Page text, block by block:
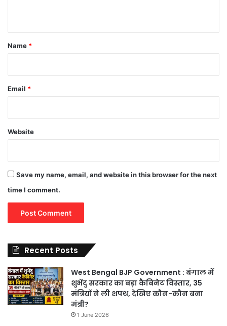
*
Name *
Email *
Website
Save my name, email, and website in this browser for the next
time I comment.
Recent Posts
West Bengal BJP Government : बंगाल में
शुभेंदु सरकार का बड़ा कैबिनेट विस्तार, 35
मंत्रियों ने ली शपथ, देखिए कौन-कौन बना
मंत्री?
1 June 2026